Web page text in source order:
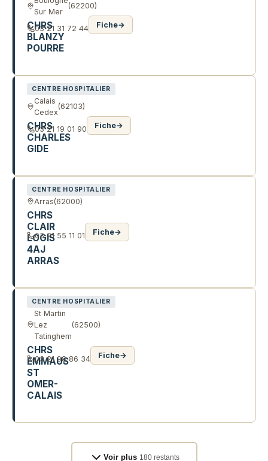
Sur Mer
(62200)
CHRS
BLANZY
POURRE
03 21 31 72 44 Fiche→
CENTRE HOSPITALIER
Calais
Cedex
(62103)
CHRS
CHARLES
GIDE
03 21 19 01 90 Fiche→
CENTRE HOSPITALIER
Arras(62000)
CHRS
CLAIR
LOGIS
4AJ
ARRAS
03 21 55 11 01 Fiche→
CENTRE HOSPITALIER
St Martin
Lez
Tatinghem
(62500)
CHRS
EMMAUS
ST
OMER-
CALAIS
03 21 98 86 34 Fiche→
Voir plus 180 restants